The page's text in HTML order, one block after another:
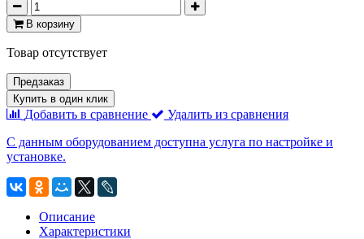
В корзину
Товар отсутствует
Предзаказ
Купить в один клик
Добавить в сравнение
Удалить из сравнения
С данным оборудованием доступна услуга по настройке и
установке.
Описание
Характеристики